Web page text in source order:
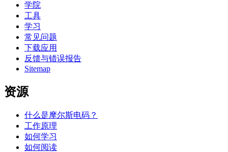
学院
工具
学习
常见问题
下载应用
反馈与错误报告
Sitemap
资源
什么是摩尔斯电码？
工作原理
如何学习
如何阅读